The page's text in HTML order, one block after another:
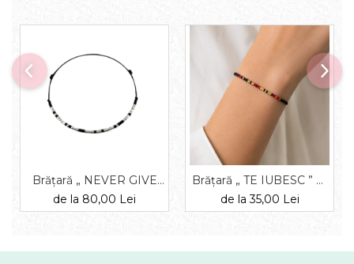
Brățară „ NEVER GIVE
UP ” — morse, diverse
materiale
de la 80,00 Lei
Brățară „ TE IUBESC ” —
morse, diverse materiale
de la 35,00 Lei